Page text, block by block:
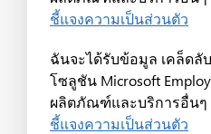
ชี้แจงความเป็นส่วนตัว
ฉันจะได้รับข้อมูล เคล็ดลั
โซลูชัน Microsoft
ผลิตภัณฑ์และบริการอื่นๆ
ชี้แจงความเป็นส่วนตัว